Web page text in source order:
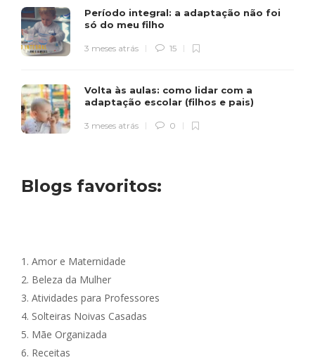
Período integral: a adaptação não foi
só do meu filho
3 meses atrás 15
Volta às aulas: como lidar com a
adaptação escolar (filhos e pais)
3 meses atrás 0
Blogs favoritos:
1. Amor e Maternidade
2. Beleza da Mulher
3. Atividades para Professores
4. Solteiras Noivas Casadas
5. Mãe Organizada
6. Receitas